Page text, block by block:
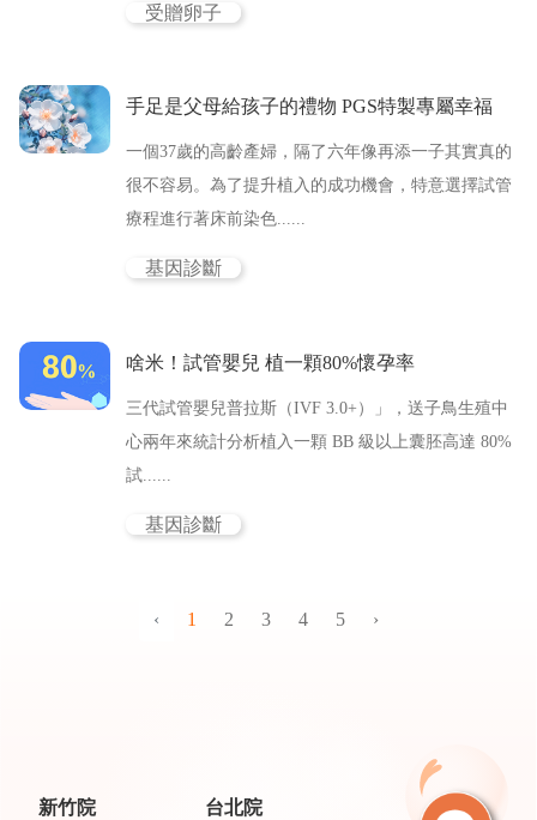
受贈卵子
手足是父母給孩子的禮物 PGS特製專屬幸福
一個37歲的高齡產婦，隔了六年像再添一子其實真的
很不容易。為了提升植入的成功機會，特意選擇試管
療程進行著床前染色......
基因診斷
啥米！試管嬰兒 植一顆80%懷孕率
三代試管嬰兒普拉斯（IVF 3.0+）」，送子鳥生殖中
心兩年來統計分析植入一顆 BB 級以上囊胚高達 80%
試......
基因診斷
‹ 1 2 3 4 5 ›
新竹院 台北院